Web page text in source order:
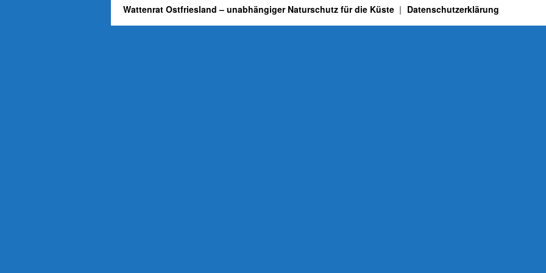
Wattenrat Ostfriesland – unabhängiger Naturschutz für die Küste Datenschutzerklärung